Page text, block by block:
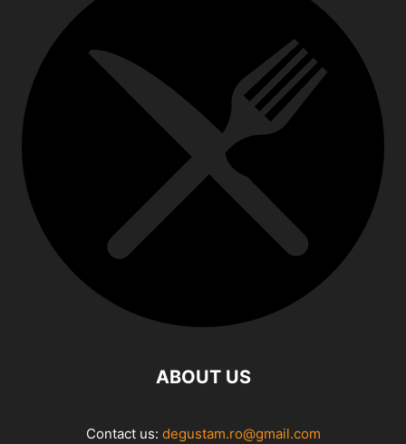
ABOUT US
Contact us: degustam.ro@gmail.com